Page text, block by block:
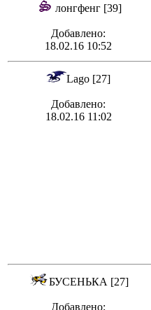
лонгфенг [39]
Добавлено:
18.02.16 10:52
Lago [27]
Добавлено:
18.02.16 11:02
БУСЕНЬКА [27]
Добавлено: